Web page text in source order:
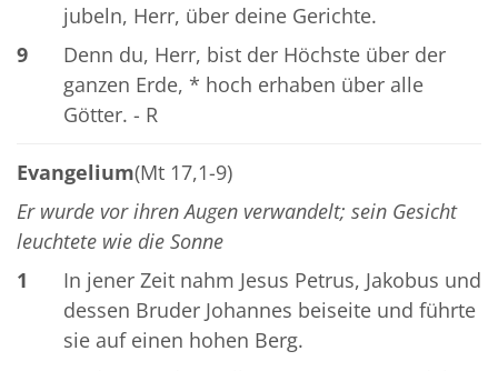
jubeln, Herr, über deine Gerichte.
9
Denn du, Herr, bist der Höchste über der
ganzen Erde, * hoch erhaben über alle
Götter. - R
Evangelium(Mt 17,1-9)
Er wurde vor ihren Augen verwandelt; sein Gesicht
leuchtete wie die Sonne
1
In jener Zeit nahm Jesus Petrus, Jakobus und
dessen Bruder Johannes beiseite und führte
sie auf einen hohen Berg.